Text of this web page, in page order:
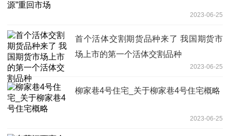
2023-06-25
首个活体交割期货品种来了 我国期货市
场上市的第一个活体交割品种
2023-06-25
柳家巷4号住宅_关于柳家巷4号住宅概略
2023-06-25